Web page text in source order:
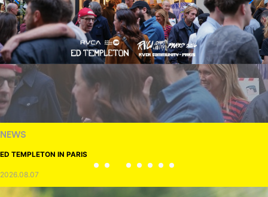
NEWS
ED TEMPLETON IN PARIS
2026.08.07